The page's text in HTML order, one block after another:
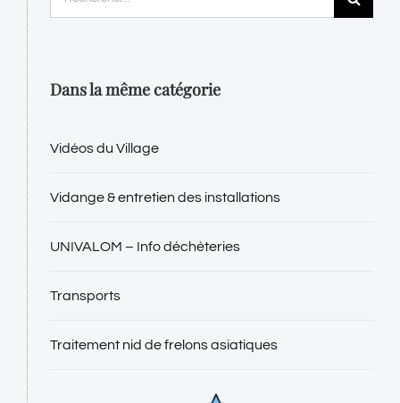
Dans la même catégorie
Vidéos du Village
Vidange & entretien des installations
UNIVALOM – Info déchèteries
Transports
Traitement nid de frelons asiatiques